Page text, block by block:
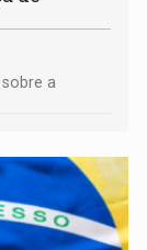
a